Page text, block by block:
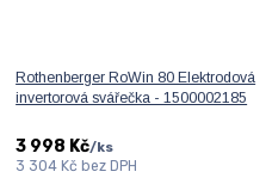
Rothenberger RoWin 80 Elektrodová
invertorová svářečka - 1500002185
3 998 Kč/ks
3 304 Kč bez DPH